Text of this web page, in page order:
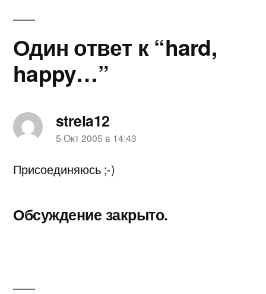
Один ответ к “hard,
happy…”
strela12
пишет:
5 Окт 2005 в 14:43
Присоединяюсь ;-)
Обсуждение закрыто.